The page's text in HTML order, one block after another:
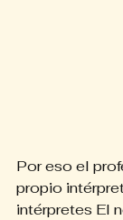
Por eso el
propio
intérpretes El